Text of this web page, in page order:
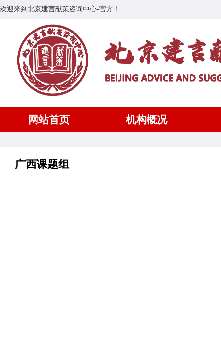
欢迎来到北京建言献策咨询中心-官方！
网站首页 机构概况
广西课题组